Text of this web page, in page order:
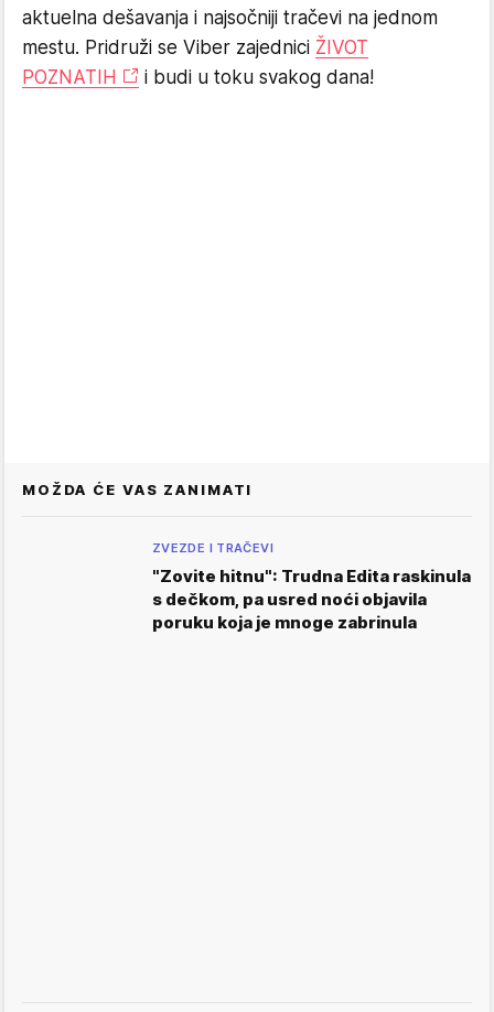
aktuelna dešavanja i najsočniji tračevi na jednom
mestu. Pridruži se Viber zajednici ŽIVOT
POZNATIH
i budi u toku svakog dana!
MOŽDA ĆE VAS ZANIMATI
ZVEZDE I TRAČEVI
"Zovite hitnu": Trudna Edita raskinula
s dečkom, pa usred noći objavila
poruku koja je mnoge zabrinula